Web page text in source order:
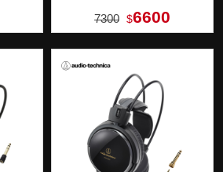
7300 $6600